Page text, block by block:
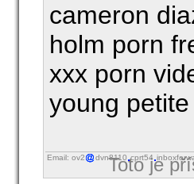
cameron
holm porn
xxx porn
young
Email: ov2 dvn8110 cprt54
Toto je